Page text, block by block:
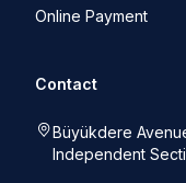
Online Payment
Contact
Büyükdere
Independent